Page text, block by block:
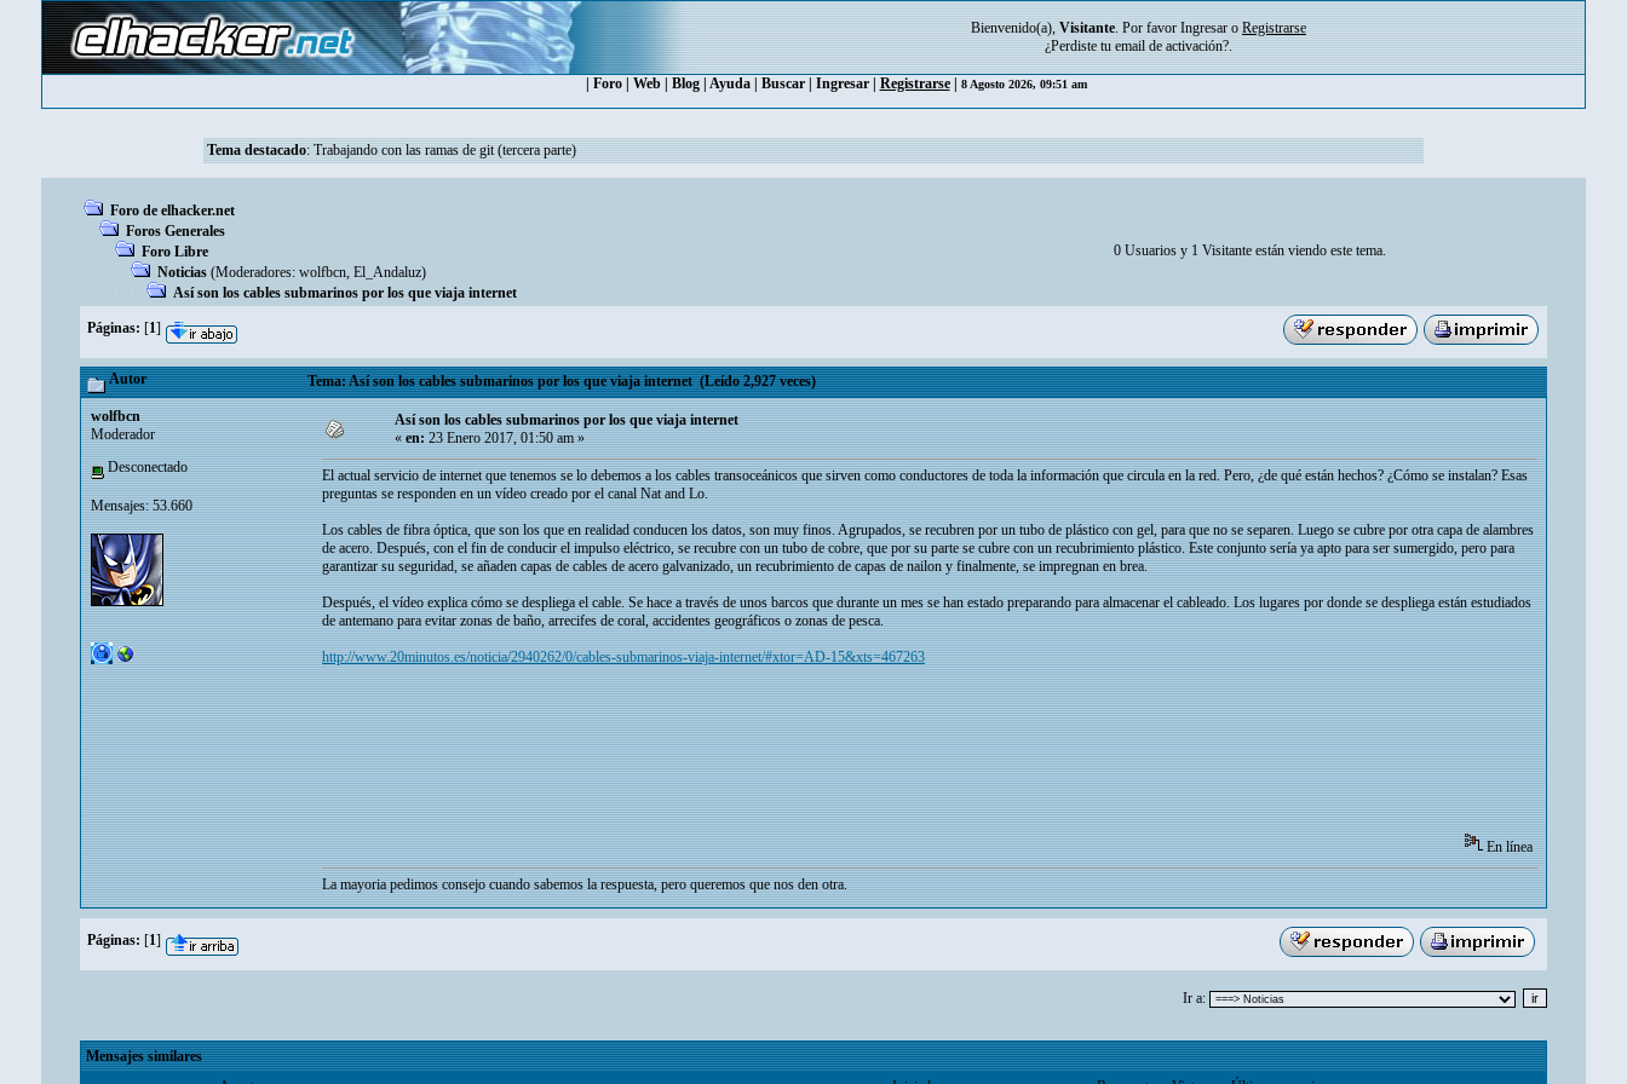
Bienvenido(a), Visitante. Por favor Ingresar o Registrarse
¿Perdiste tu email de activación?.
Foro| Web| Blog| Ayuda| Buscar| Ingresar| Registrarse| 8 Agosto 2026, 09:51 am
Tema destacado: Trabajando con las ramas de git (tercera parte)
Foro de elhacker.net
Foros Generales
Foro Libre
Noticias (Moderadores: wolfbcn, El_Andaluz)
Así son los cables submarinos por los que viaja internet
0 Usuarios y 1 Visitante están viendo este tema.
Páginas: [1]
Autor Tema: Así son los cables submarinos por los que viaja internet (Leído 2,927 veces)
wolfbcn
Moderador
Desconectado
Mensajes: 53.660
Así son los cables submarinos por los que viaja internet
«en:23 Enero 2017, 01:50 am »
El actual servicio de internet que tenemos se lo debemos a los cables transoceánicos que sirven como conductores de toda la información que circula en la red. Pero, ¿de qué están hechos? ¿Cómo se instalan? Esas
preguntas se responden en un vídeo creado por el canal Nat and Lo.
Los cables de fibra óptica, que son los que en realidad conducen los datos, son muy finos. Agrupados, se recubren por un tubo de plástico con gel, para que no se separen. Luego se cubre por otra capa de alambres
de acero. Después, con el fin de conducir el impulso eléctrico, se recubre con un tubo de cobre, que por su parte se cubre con un recubrimiento plástico. Este conjunto sería ya apto para ser sumergido, pero para
garantizar su seguridad, se añaden capas de cables de acero galvanizado, un recubrimiento de capas de nailon y finalmente, se impregnan en brea.
Después, el vídeo explica cómo se despliega el cable. Se hace a través de unos barcos que durante un mes se han estado preparando para almacenar el cableado. Los lugares por donde se despliega están estudiados
de antemano para evitar zonas de baño, arrecifes de coral, accidentes geográficos o zonas de pesca.
http://www.20minutos.es/noticia/2940262/0/cables-submarinos-viaja-internet/#xtor=AD-15&xts=467263
En línea
La mayoria pedimos consejo cuando sabemos la respuesta, pero queremos que nos den otra.
Páginas: [1]
Ir a:
Mensajes similares